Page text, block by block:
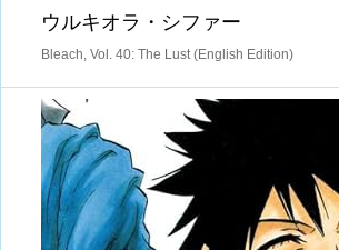
ウルキオラ・シファー
Bleach, Vol. 40: The Lust (English Edition)